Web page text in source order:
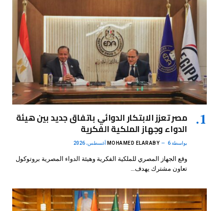
مصر تعزز الابتكار الدوائي باتفاق جديد بين هيئة
الدواء وجهاز الملكية الفكرية
بواسطة MOHAMED ELARABY 6 أغسطس، 2026
وقع الجهاز المصري للملكية الفكرية وهيئة الدواء المصرية بروتوكول
تعاون مشترك يهدف…